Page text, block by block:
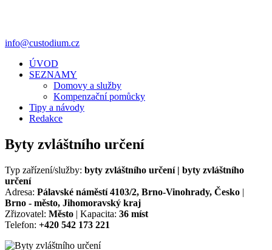
info@custodium.cz
ÚVOD
SEZNAMY
Domovy a služby
Kompenzační pomůcky
Tipy a návody
Redakce
Byty zvláštního určení
Typ zařízení/služby: byty zvláštního určení | byty zvláštního
určení
Adresa: Pálavské náměstí 4103/2, Brno-Vinohrady, Česko |
Brno - město, Jihomoravský kraj
Zřizovatel: Město | Kapacita: 36 míst
Telefon: +420 542 173 221